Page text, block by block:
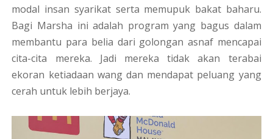
modal insan syarikat serta memupuk bakat baharu.
Bagi Marsha ini adalah program yang bagus dalam
membantu para belia dari golongan asnaf mencapai
cita-cita mereka. Jadi mereka tidak akan terabai
ekoran ketiadaan wang dan mendapat peluang yang
cerah untuk lebih berjaya.